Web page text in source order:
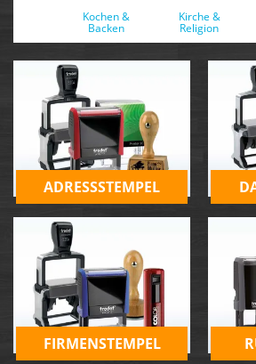
Kochen &
Backen
Kirche &
Religion
ADRESSSTEMPEL
FIRMENSTEMPEL